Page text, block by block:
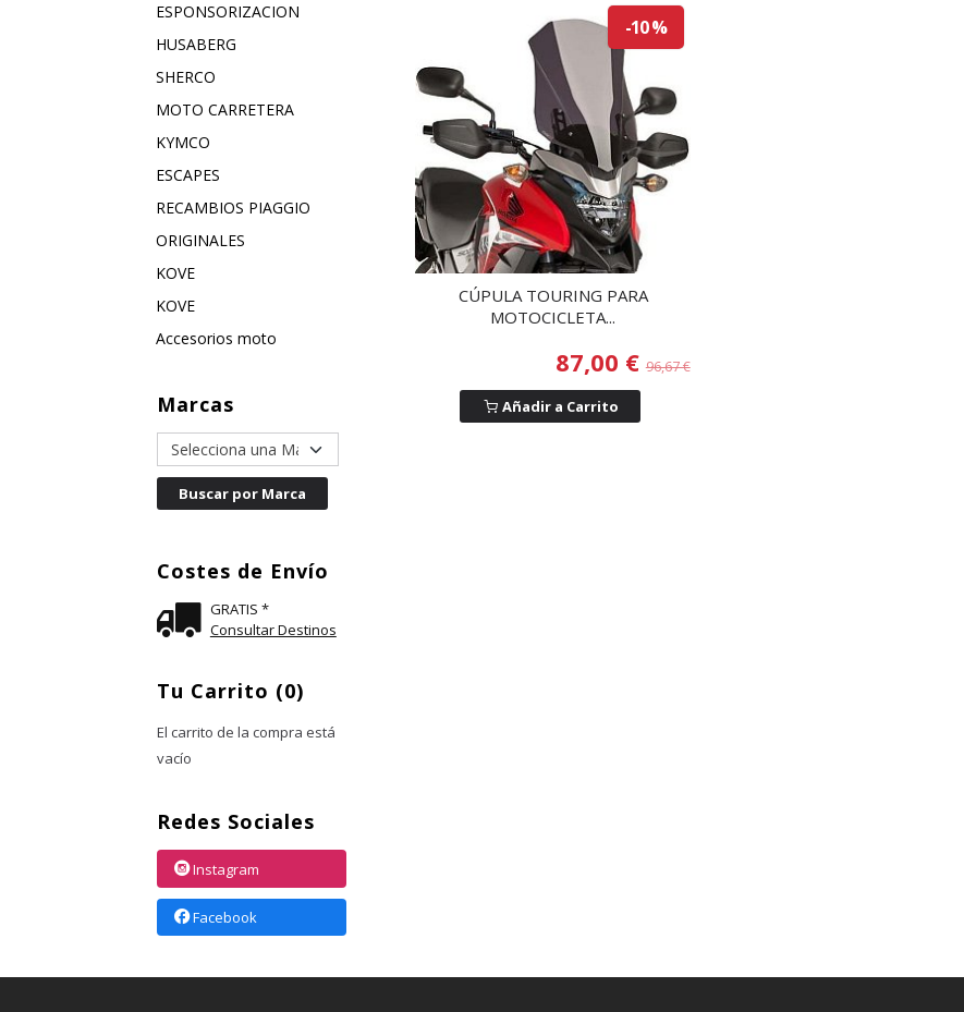
ESPONSORIZACION
HUSABERG
SHERCO
MOTO CARRETERA
KYMCO
ESCAPES
RECAMBIOS PIAGGIO
ORIGINALES
KOVE
KOVE
Accesorios moto
Marcas
Costes de Envío
GRATIS *
Consultar Destinos
Tu Carrito (0)
El carrito de la compra está
vacío
Redes Sociales
Instagram
Facebook
-10 %
CÚPULA TOURING PARA
MOTOCICLETA...
87,00 €96,67 €
Añadir a Carrito